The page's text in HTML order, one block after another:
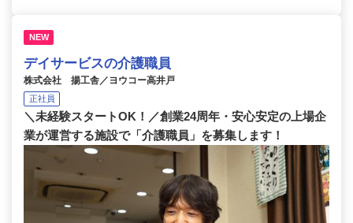
NEW
デイサービスの介護職員
株式会社 揚工舎／ヨウコー高井戸
正社員
＼未経験スタートOK！／創業24周年・安心安定の上場企
業が運営する施設で「介護職員」を募集します！